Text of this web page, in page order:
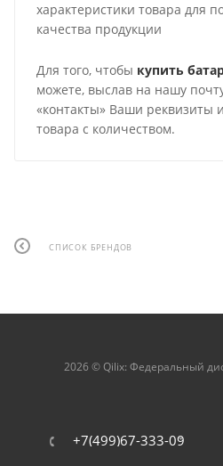
характеристики товара для
качества продукции
Для того, чтобы купить
можете, выслав на нашу
«контакты» Ваши реквизиты
товара с количеством.
СПИСОК БРЕНДОВ
2026 © Qilix: Федеральный
+7(499)67-333-09